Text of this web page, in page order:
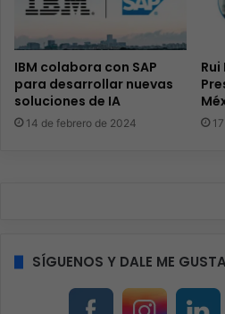
IBM colabora con SAP
para desarrollar nuevas
soluciones de IA
14 de febrero de 2024
SÍGUENOS Y DALE ME